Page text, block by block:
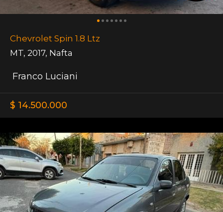
Chevrolet Spin 1.8 Ltz
MT, 2017, Nafta
Franco Luciani
$ 14.500.000